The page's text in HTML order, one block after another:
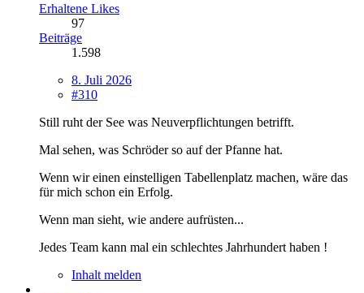
Erhaltene Likes
97
Beiträge
1.598
8. Juli 2026
#310
Still ruht der See was Neuverpflichtungen betrifft.
Mal sehen, was Schröder so auf der Pfanne hat.
Wenn wir einen einstelligen Tabellenplatz machen, wäre das
für mich schon ein Erfolg.
Wenn man sieht, wie andere aufrüsten...
Jedes Team kann mal ein schlechtes Jahrhundert haben !
Inhalt melden